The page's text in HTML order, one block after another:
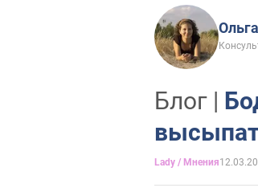
Блог |
Lady / Мнения